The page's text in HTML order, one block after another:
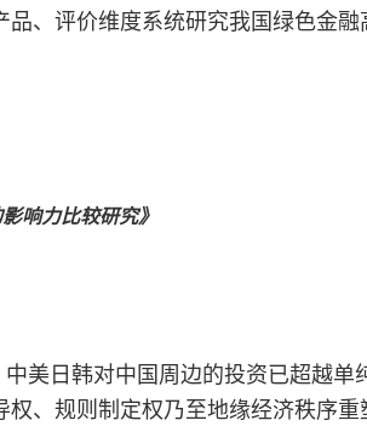
、评价维度系统研究我国绿色金融
响力比较研究》
美日韩对中国周边的投资已超越单
、规则制定权乃至地缘经济秩序重